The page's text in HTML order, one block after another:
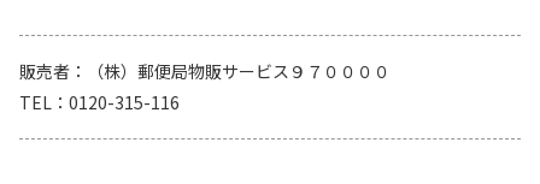
販売者
（株）郵便局物販サービス９７００００
TEL
0120-315-116